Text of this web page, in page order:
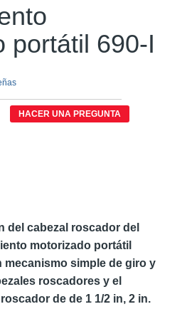
portátil 690-I
HACER UNA PREGUNTA
del cabezal roscador del
motorizado portátil
mecanismo simple de giro y
roscadores y el
de de 1 1/2 in, 2 in.